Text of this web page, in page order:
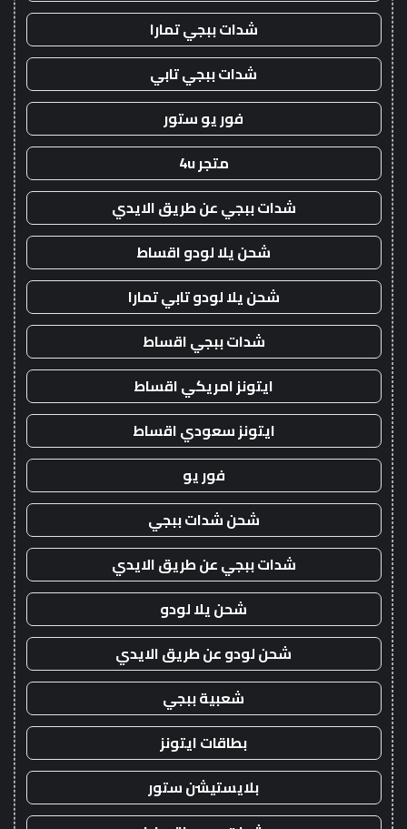
شدات ببجي تمارا
شدات ببجي تابي
فور يو ستور
متجر 4u
شدات ببجي عن طريق الايدي
شحن يلا لودو اقساط
شحن يلا لودو تابي تمارا
شدات ببجي اقساط
ايتونز امريكي اقساط
ايتونز سعودي اقساط
فور يو
شحن شدات ببجي
شدات ببجي عن طريق الايدي
شحن يلا لودو
شحن لودو عن طريق الايدي
شعبية ببجي
بطاقات ايتونز
بلايستيشن ستور